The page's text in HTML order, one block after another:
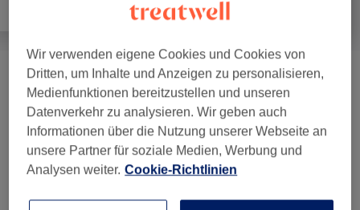
Nägel
Wimpernverlängerung (Auffüllen) (5 ) ab 30 €
Wimpernverlängerung (Neuset) (7)
Augenbrauen & Wimpernbehandlungen )
Wir verwenden eigene Cookies und Cookies von
Dritten, um Inhalte und Anzeigen zu personalisieren,
Medienfunktionen bereitzustellen und unseren
Datenverkehr zu analysieren. Wir geben auch
Informationen über die Nutzung unserer Webseite an
unsere Partner für soziale Medien, Werbung und
Analysen weiter. Cookie-Richtlinien